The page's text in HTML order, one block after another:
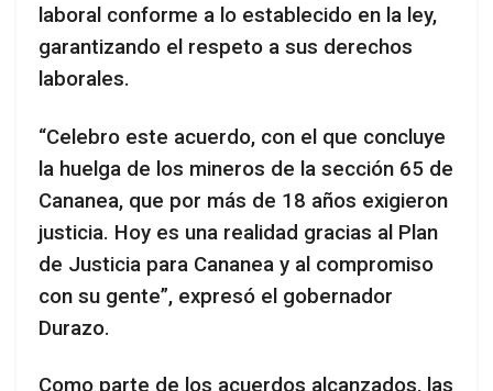
laboral conforme a lo establecido en la ley,
garantizando el respeto a sus derechos
laborales.
“Celebro este acuerdo, con el que concluye
la huelga de los mineros de la sección 65 de
Cananea, que por más de 18 años exigieron
justicia. Hoy es una realidad gracias al Plan
de Justicia para Cananea y al compromiso
con su gente”, expresó el gobernador
Durazo.
Como parte de los acuerdos alcanzados, las